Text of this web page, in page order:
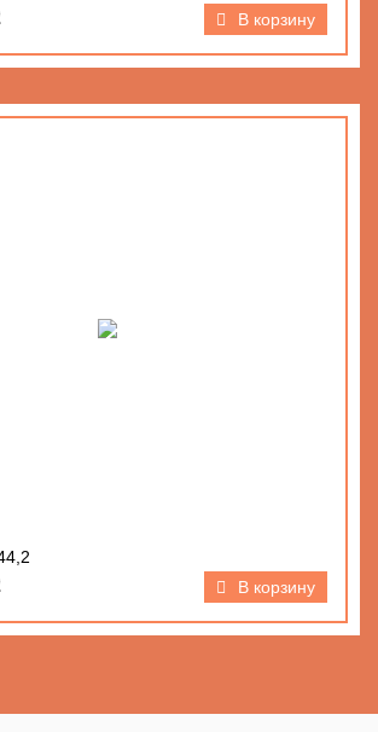
В корзину
В корзину